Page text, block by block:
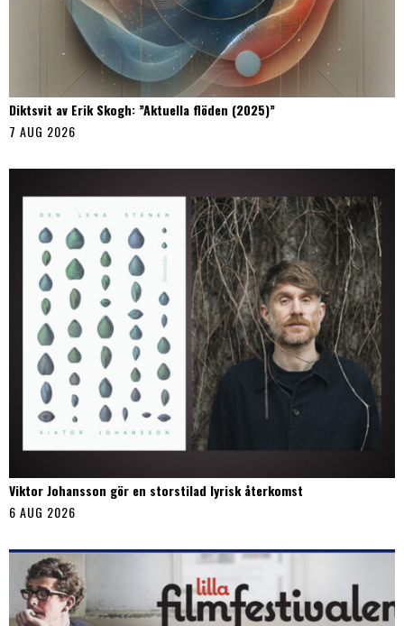
Diktsvit av Erik Skogh: ”Aktuella flöden (2025)”
7 AUG 2026
Viktor Johansson gör en storstilad lyrisk återkomst
6 AUG 2026